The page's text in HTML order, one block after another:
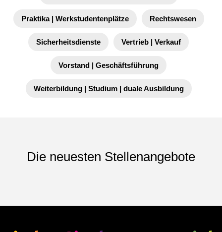
Praktika | Werkstudentenplätze Rechtswesen
Sicherheitsdienste Vertrieb | Verkauf
Vorstand | Geschäftsführung
Weiterbildung | Studium | duale Ausbildung
Die neuesten Stellenangebote